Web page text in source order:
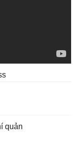
quản